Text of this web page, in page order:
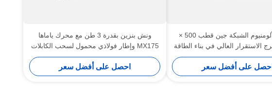
سبيكة الألومنيوم الشبكة جين قطب 500 ×
احصل على أفضل سعر
ونش بنزين بقدرة 3 طن مع محرك ياماها
MX175 وإطار فولاذي محمول لسحب الكابلات
احصل على أفضل سعر